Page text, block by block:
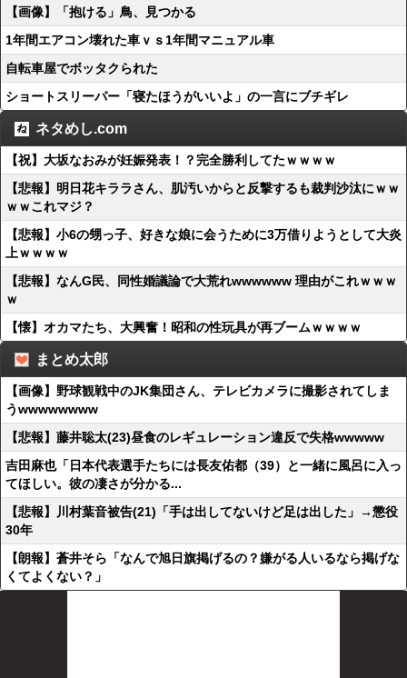
【画像】「抱ける」鳥、見つかる
1年間エアコン壊れた車ｖｓ1年間マニュアル車
自転車屋でボッタクられた
ショートスリーパー「寝たほうがいいよ」の一言にブチギレ
ネタめし.com
【祝】大坂なおみが妊娠発表！？完全勝利してたｗｗｗｗ
【悲報】明日花キララさん、肌汚いからと反撃するも裁判沙汰にｗｗ
ｗｗこれマジ？
【悲報】小6の甥っ子、好きな娘に会うために3万借りようとして大炎
上ｗｗｗｗ
【悲報】なんG民、同性婚議論で大荒れwwwwww 理由がこれｗｗｗ
ｗ
【懐】オカマたち、大興奮！昭和の性玩具が再ブームｗｗｗｗ
まとめ太郎
【画像】野球観戦中のJK集団さん、テレビカメラに撮影されてしま
うwwwwwwww
【悲報】藤井聡太(23)昼食のレギュレーション違反で失格wwwww
吉田麻也「日本代表選手たちには長友佑都（39）と一緒に風呂に入っ
てほしい。彼の凄さが分かる...
【悲報】川村葉音被告(21)「手は出してないけど足は出した」→懲役
30年
【朗報】蒼井そら「なんで旭日旗掲げるの？嫌がる人いるなら掲げな
くてよくない？」